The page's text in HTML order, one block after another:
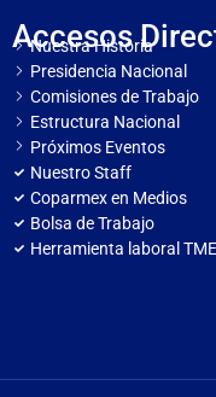
Accesos
Nuestra Historia
Presidencia Nacional
Comisiones de Trabajo
Estructura Nacional
Próximos Eventos
Nuestro Staff
Coparmex en Medios
Bolsa de Trabajo
Herramienta laboral